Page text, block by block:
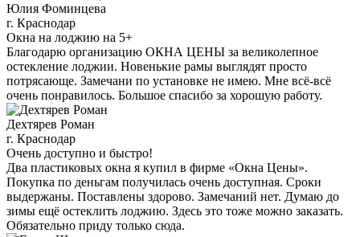
Юлия Фоминцева
г. Краснодар
Окна на лоджию на 5+
Благодарю организацию ОКНА ЦЕНЫ за великолепное
остекление лоджии. Новенькие рамы выглядят просто
потрясающе. Замечани по установке не имею. Мне всё-всё
очень понравилось. Большое спасибо за хорошую работу.
Дехтярев Роман
г. Краснодар
Очень доступно и быстро!
Два пластиковых окна я купил в фирме «Окна Цены».
Покупка по деньгам получилась очень доступная. Сроки
выдержаны. Поставлены здорово. Замечаний нет. Думаю до
зимы ещё остеклить лоджию. Здесь это тоже можно заказать.
Обязательно приду только сюда.